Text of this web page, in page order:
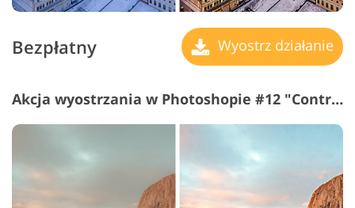
Bezpłatny Wyostrz działanie
Akcja wyostrzania w Photoshopie #12 "Contrast"